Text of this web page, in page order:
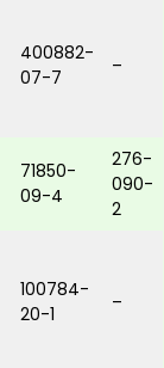
400882-
07-7
–
71850-
09-4
276-
090-
2
100784-
20-1
–